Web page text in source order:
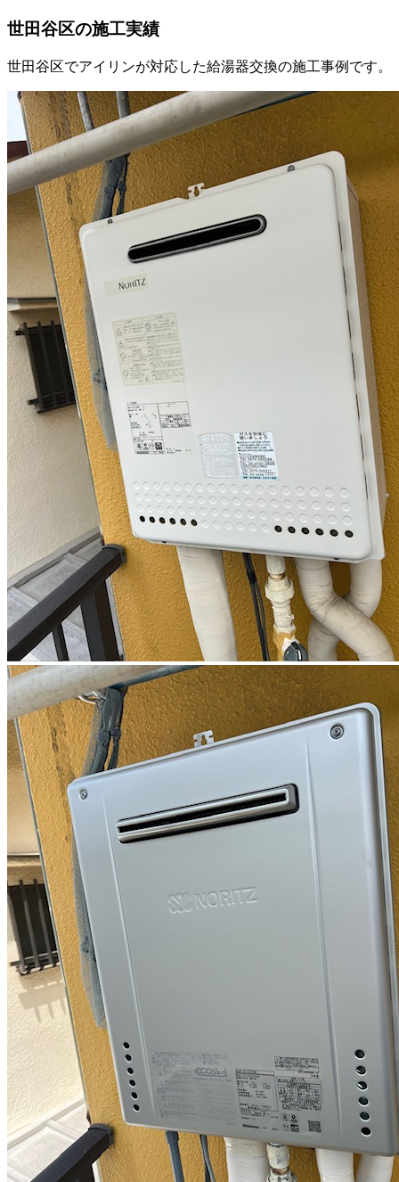
世田谷区の施工実績
世田谷区でアイリンが対応した給湯器交換の施工事例です。